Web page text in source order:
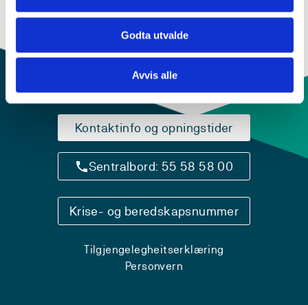
Godta utvalde
Avvis alle
Kontaktinfo og opningstider
Sentralbord: 55 58 58 00
Krise- og beredskapsnummer
Tilgjengelegheitserklæring
Personvern